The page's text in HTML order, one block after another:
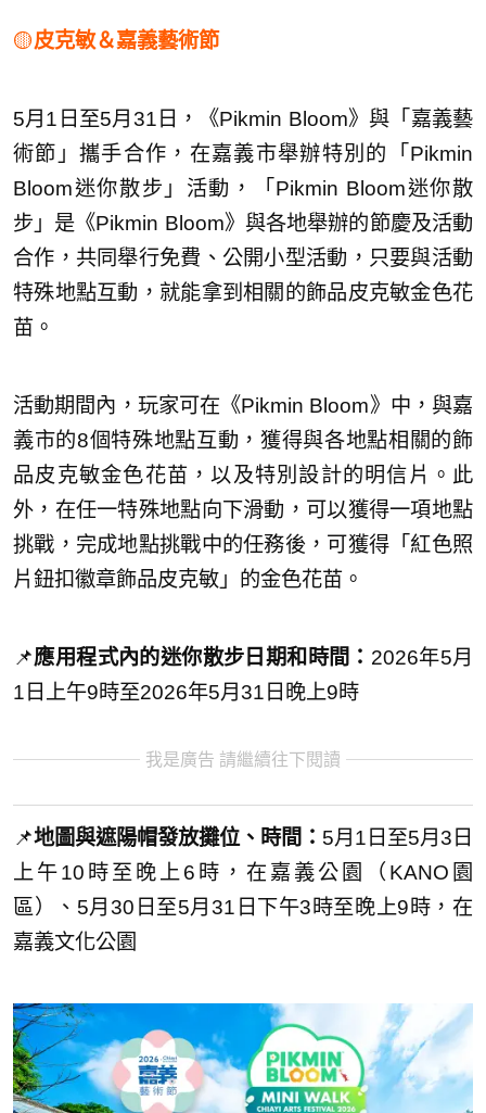
🟡皮克敏＆嘉義藝術節
5月1日至5月31日，《Pikmin Bloom》與「嘉義藝
術節」攜手合作，在嘉義市舉辦特別的「Pikmin
Bloom迷你散步」活動，「Pikmin Bloom迷你散
步」是《Pikmin Bloom》與各地舉辦的節慶及活動
合作，共同舉行免費、公開小型活動，只要與活動
特殊地點互動，就能拿到相關的飾品皮克敏金色花
苗。
活動期間內，玩家可在《Pikmin Bloom》中，與嘉
義市的8個特殊地點互動，獲得與各地點相關的飾
品皮克敏金色花苗，以及特別設計的明信片。此
外，在任一特殊地點向下滑動，可以獲得一項地點
挑戰，完成地點挑戰中的任務後，可獲得「紅色照
片鈕扣徽章飾品皮克敏」的金色花苗。
📌應用程式內的迷你散步日期和時間： 2026年5月
1日上午9時至2026年5月31日晚上9時
我是廣告 請繼續往下閱讀
📌地圖與遮陽帽發放攤位、時間： 5月1日至5月3日
上午10時至晚上6時，在嘉義公園（KANO園
區）、5月30日至5月31日下午3時至晚上9時，在
嘉義文化公園